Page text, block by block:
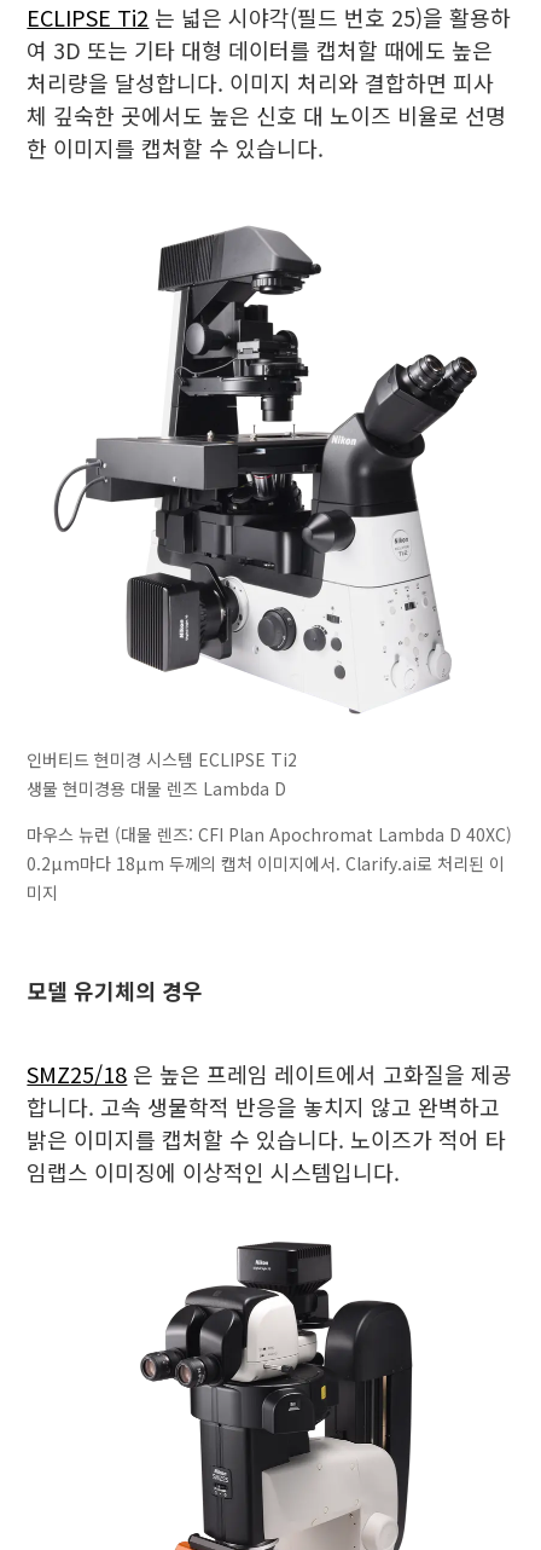
인버티드 현미경 시스템 ECLIPSE Ti2
생물 현미경용 대물 렌즈 Lambda D
마우스 뉴런 (대물 렌즈: CFI Plan Apochromat Lambda D 40XC)
0.2μm마다 18μm 두께의 캡처 이미지에서. Clarify.ai로 처리된 이
미지
ECLIPSE Ti2 는 넓은 시야각(필드 번호 25)을 활용하
여 3D 또는 기타 대형 데이터를 캡처할 때에도 높은
처리량을 달성합니다. 이미지 처리와 결합하면 피사
체 깊숙한 곳에서도 높은 신호 대 노이즈 비율로 선명
한 이미지를 캡처할 수 있습니다.
모델 유기체의 경우
SMZ25/18 은 높은 프레임 레이트에서 고화질을 제공
합니다. 고속 생물학적 반응을 놓치지 않고 완벽하고
밝은 이미지를 캡처할 수 있습니다. 노이즈가 적어 타
임랩스 이미징에 이상적인 시스템입니다.